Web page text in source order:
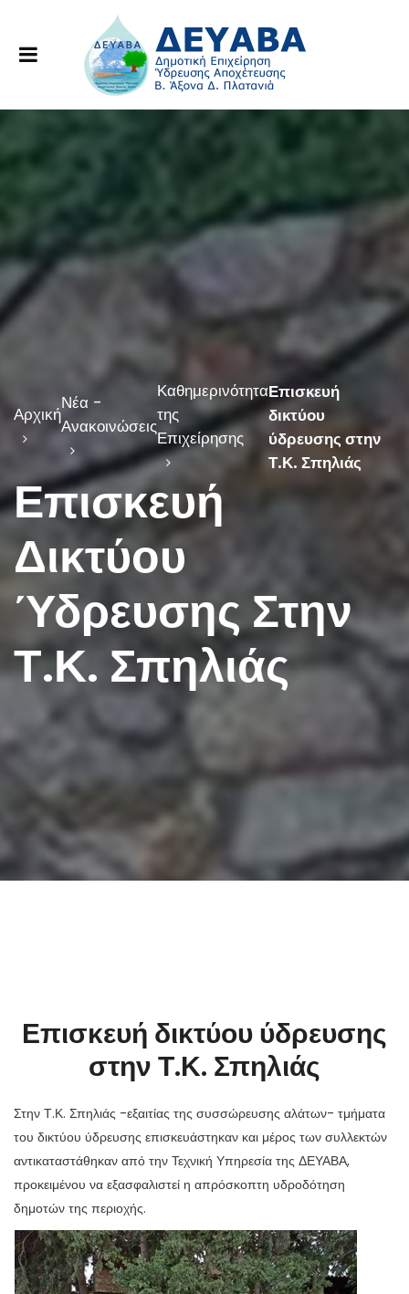
Αρχική
Νέα -
Ανακοινώσεις
Καθημερινότητα
της
Επιχείρησης
Επισκευή
δικτύου
ύδρευσης στην
Τ.Κ. Σπηλιάς
Επισκευή
Δικτύου
Ύδρευσης Στην
Τ.Κ. Σπηλιάς
Επισκευή δικτύου ύδρευσης
στην Τ.Κ. Σπηλιάς
Στην Τ.Κ. Σπηλιάς -εξαιτίας της συσσώρευσης αλάτων- τμήματα
του δικτύου ύδρευσης επισκευάστηκαν και μέρος των συλλεκτών
αντικαταστάθηκαν από την Τεχνική Υπηρεσία της ΔΕΥΑΒΑ,
προκειμένου να εξασφαλιστεί η απρόσκοπτη υδροδότηση
δημοτών της περιοχής.